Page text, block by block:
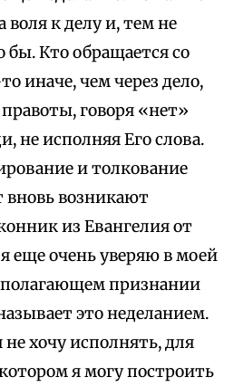
к делу и, тем не
бы. Кто обращается со
иначе, чем через дело,
говоря «нет»
не исполняя Его слова.
и толкование
вновь возникают
из Евангелия от
еще очень уверяю в моей
признании
это неделанием.
хочу исполнять, для
я могу построить